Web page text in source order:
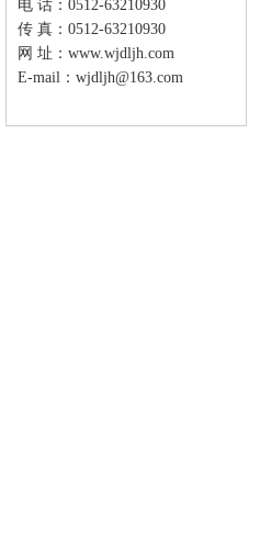
电 话：0512-63210930
传 真：0512-63210930
网 址： www.wjdljh.com
E-mail：wjdljh@163.com